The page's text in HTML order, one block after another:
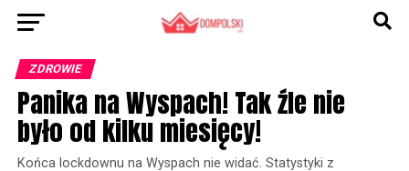
ZDROWIE
Panika na Wyspach! Tak źle nie
było od kilku miesięcy!
Końca lockdownu na Wyspach nie widać. Statystyki z